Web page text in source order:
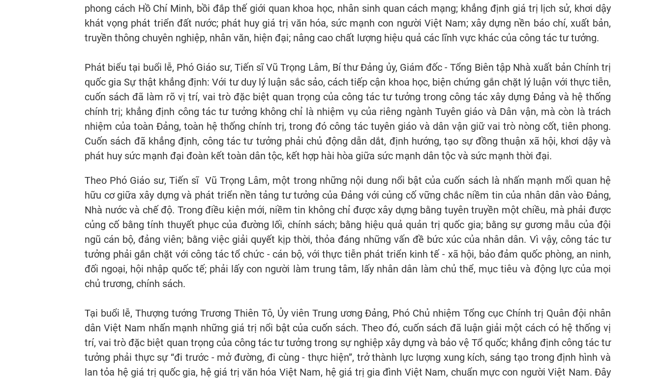
phong cách Hồ Chí Minh, bồi đắp thế giới quan khoa học, nhân sinh quan cách mạng; khẳng định giá trị lịch sử, khơi dậy
khát vọng phát triển đất nước; phát huy giá trị văn hóa, sức mạnh con người Việt Nam; xây dựng nền báo chí, xuất bản,
truyền thông chuyên nghiệp, nhân văn, hiện đại; nâng cao chất lượng hiệu quả các lĩnh vực khác của công tác tư tưởng.
Phát biểu tại buổi lễ, Phó Giáo sư, Tiến sĩ Vũ Trọng Lâm, Bí thư Đảng ủy, Giám đốc - Tổng Biên tập Nhà xuất bản Chính trị
quốc gia Sự thật khẳng định: Với tư duy lý luận sắc sảo, cách tiếp cận khoa học, biện chứng gắn chặt lý luận với thực tiễn,
cuốn sách đã làm rõ vị trí, vai trò đặc biệt quan trọng của công tác tư tưởng trong công tác xây dựng Đảng và hệ thống
chính trị; khẳng định công tác tư tưởng không chỉ là nhiệm vụ của riêng ngành Tuyên giáo và Dân vận, mà còn là trách
nhiệm của toàn Đảng, toàn hệ thống chính trị, trong đó công tác tuyên giáo và dân vận giữ vai trò nòng cốt, tiên phong.
Cuốn sách đã khẳng định, công tác tư tưởng phải chủ động dẫn dắt, định hướng, tạo sự đồng thuận xã hội, khơi dậy và
phát huy sức mạnh đại đoàn kết toàn dân tộc, kết hợp hài hòa giữa sức mạnh dân tộc và sức mạnh thời đại.
Theo Phó Giáo sư, Tiến sĩ Vũ Trọng Lâm, một trong những nội dung nổi bật của cuốn sách là nhấn mạnh mối quan hệ
hữu cơ giữa xây dựng và phát triển nền tảng tư tưởng của Đảng với củng cố vững chắc niềm tin của nhân dân vào Đảng,
Nhà nước và chế độ. Trong điều kiện mới, niềm tin không chỉ được xây dựng bằng tuyên truyền một chiều, mà phải được
củng cố bằng tính thuyết phục của đường lối, chính sách; bằng hiệu quả quản trị quốc gia; bằng sự gương mẫu của đội
ngũ cán bộ, đảng viên; bằng việc giải quyết kịp thời, thỏa đáng những vấn đề bức xúc của nhân dân. Vì vậy, công tác tư
tưởng phải gắn chặt với công tác tổ chức - cán bộ, với thực tiễn phát triển kinh tế - xã hội, bảo đảm quốc phòng, an ninh,
đối ngoại, hội nhập quốc tế; phải lấy con người làm trung tâm, lấy nhân dân làm chủ thể, mục tiêu và động lực của mọi
chủ trương, chính sách.
Tại buổi lễ, Thượng tướng Trương Thiên Tô, Ủy viên Trung ương Đảng, Phó Chủ nhiệm Tổng cục Chính trị Quân đội nhân
dân Việt Nam nhấn mạnh những giá trị nổi bật của cuốn sách. Theo đó, cuốn sách đã luận giải một cách có hệ thống vị
trí, vai trò đặc biệt quan trọng của công tác tư tưởng trong sự nghiệp xây dựng và bảo vệ Tổ quốc; khẳng định công tác tư
tưởng phải thực sự “đi trước - mở đường, đi cùng - thực hiện”, trở thành lực lượng xung kích, sáng tạo trong định hình và
lan tỏa hệ giá trị quốc gia, hệ giá trị văn hóa Việt Nam, hệ giá trị gia đình Việt Nam, chuẩn mực con người Việt Nam. Đây